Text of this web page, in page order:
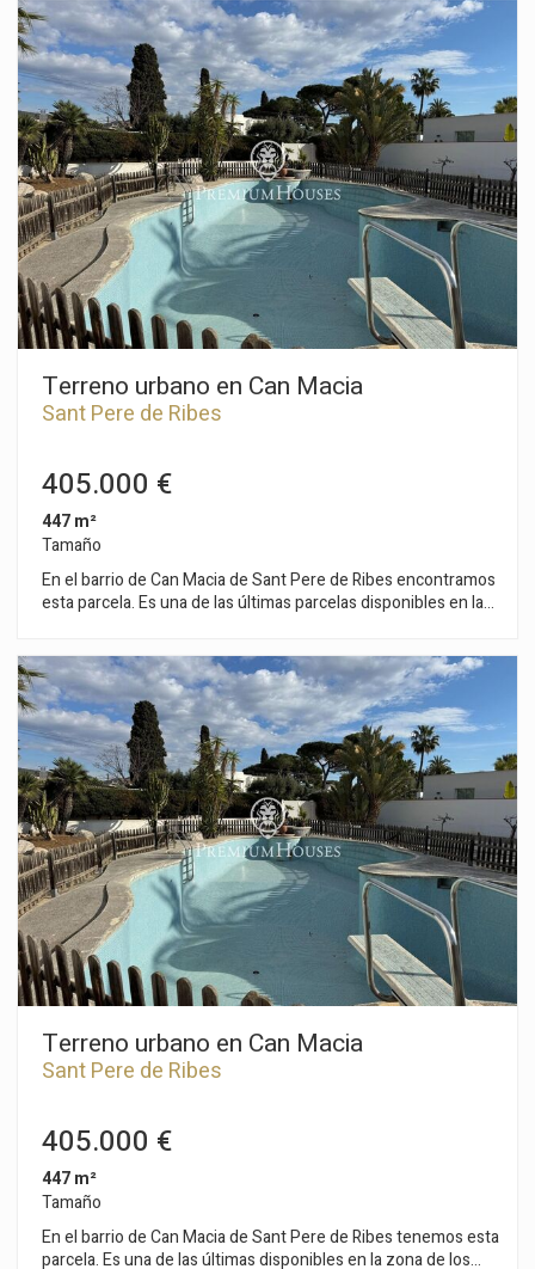
La propiedad se divide en tres plantas. Se accede a la casa
desde la planta baja compuesta de un espacio diáfano con
acceso al jardín que lleva hacia la zona comunitaria con
piscina. En la primera planta tenemos la zona de día que se
compone de un salón-comedor con salida a una terraza.
Seguidamente, encontramos una cocina independiente, una
habitación individual y un aseo que da servicio a toda la planta.
En la segunda planta tenemos la zona de noche que se
compone de de dos habitaciones dobles, una en suite con
salida a una gran terraza. Encontramos también una
habitación individual y un baño completo. La propiedad está
ubicada en el centro de Sant Pere de Ribes. Es una zona con
cercanía a todos los servicios esenciales y de fáil y rápido
acceso a la autopista C-32 en dirección Barcelona y su
aeropuerto.
Terreno urbano en Can Macia
Sant Pere de Ribes
405.000 €
447 m²
Tamaño
En el barrio de Can Macia de Sant Pere de Ribes encontramos
esta parcela. Es una de las últimas parcelas disponibles en la
parcela tiene 447 m2, se puede construir una vivienda
unifamiliar de máximo 135m2 en planta y de 161m2 en planta
baja más planta primera. Normativa urbanística (10.1h Zona de
edificación residencial) Parcela mínima 380m2 Edificabilidad
máxima de 0,36m2 / m2 terreno Ocupación máxima 30%
Fachada mínima de 15m Altura reguladora máxima 8,00m
Construcción auxiliar con un 5% de ocupación Uso permitido:
Vivienda unifamiliar El barrio de Can Macia de Sant Pere de
Ribes se caracteriza por ser muy tranquilo todo el año y sobre
todo por tener una vigilancia privada. Los Viñedos ofrece este
estilo de vida sin renunciar a una ubicación óptima con
respecto a Sitges y a servicios.
Terreno urbano en Can Macia
Sant Pere de Ribes
405.000 €
447 m²
Tamaño
En el barrio de Can Macia de Sant Pere de Ribes tenemos esta
parcela. Es una de las últimas disponibles en la zona de los